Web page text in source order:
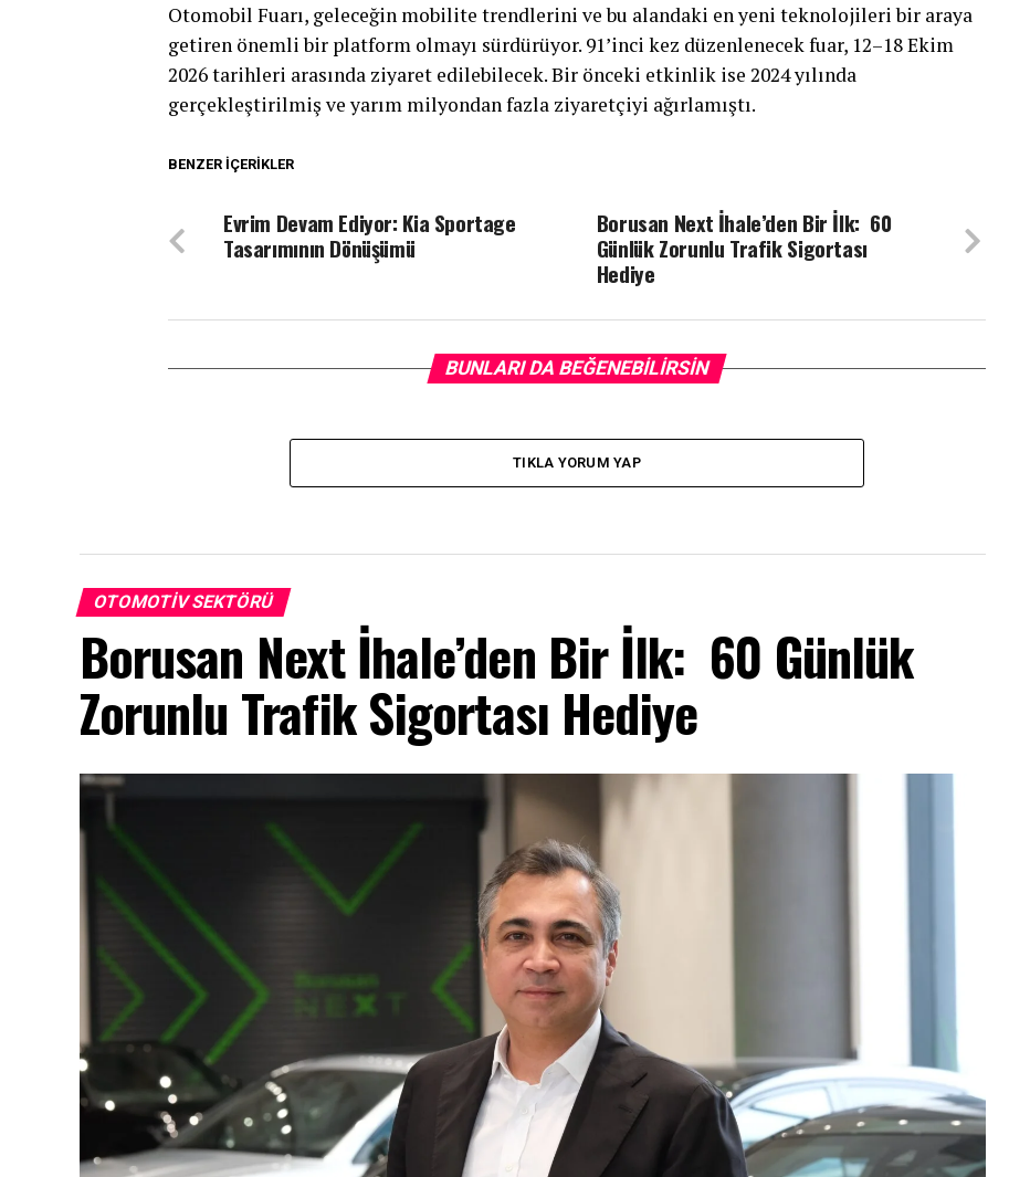
Otomobil Fuarı, geleceğin mobilite trendlerini ve bu alandaki en yeni teknolojileri bir araya
getiren önemli bir platform olmayı sürdürüyor. 91’inci kez düzenlenecek fuar, 12–18 Ekim
2026 tarihleri arasında ziyaret edilebilecek. Bir önceki etkinlik ise 2024 yılında
gerçekleştirilmiş ve yarım milyondan fazla ziyaretçiyi ağırlamıştı.
BENZER İÇERIKLER
Borusan Next İhale’den Bir İlk: 60
Günlük Zorunlu Trafik Sigortası
Hediye
Evrim Devam Ediyor: Kia Sportage
Tasarımının Dönüşümü
BUNLARI DA BEĞENEBILIRSIN
TIKLA YORUM YAP
OTOMOTIV SEKTÖRÜ
Borusan Next İhale’den Bir İlk: 60 Günlük
Zorunlu Trafik Sigortası Hediye